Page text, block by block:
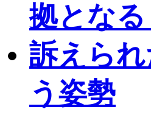
拠とな
訴えら
う姿勢